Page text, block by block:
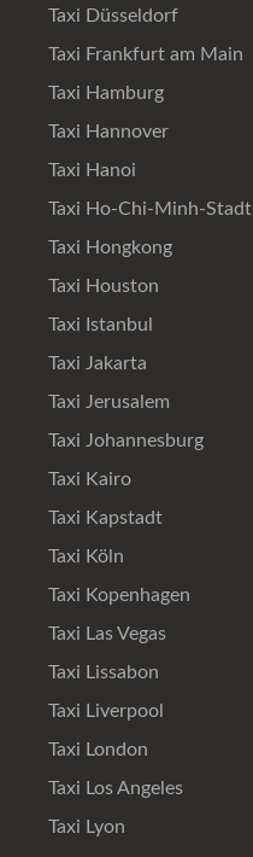
Taxi Düsseldorf
Taxi Frankfurt am Main
Taxi Hamburg
Taxi Hannover
Taxi Hanoi
Taxi Ho-Chi-Minh-Stadt
Taxi Hongkong
Taxi Houston
Taxi Istanbul
Taxi Jakarta
Taxi Jerusalem
Taxi Johannesburg
Taxi Kairo
Taxi Kapstadt
Taxi Köln
Taxi Kopenhagen
Taxi Las Vegas
Taxi Lissabon
Taxi Liverpool
Taxi London
Taxi Los Angeles
Taxi Lyon